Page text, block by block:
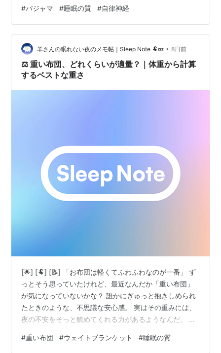
にまとめてみたよ。 [/📝] [🌙] ジャージやスウェットが眠
りを妨げる「物理的な原因」🌙 意外と強い「ゴムの締め
付け」と「フードの重み」 脳が「戦闘モード」から抜け
出せなくなる仕組み🔍 皮膚への刺激が交感神経をスイッ
チオンにしてしまう 理想の眠りを作る「パジャマ」への
アプローチ🌱 …
#パジャマ #睡眠の質 #自律神経
羊さんの眠れない夜のメモ帖｜Sleep Note 🐏💤 • 8日前
⚖️ 重い布団、どれくらいが適量？｜体重から計算
するベストな重さ
[🌟] [🐏] [📝] 「お布団は軽くてふわふわなのが一番」 ず
っとそう思っていたけれど、最近なんだか「重い布団」
が気になっていないかな？ 誰かにぎゅっと抱きしめられ
たときのような、不思議な安心感。 実はその重みには、
夜の不安をそっと鎮めてくれる力があるようなんだ。 今
を、羊さんがメモしてきたよ。 [/📝] [🌙] なぜ「重い布
#重い布団 #ウェイトブランケット #睡眠の質